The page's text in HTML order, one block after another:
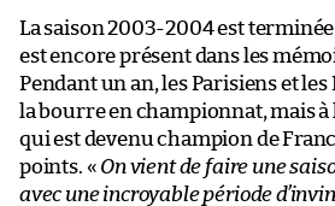
La saison 2003-2004 est
est encore présent dans les
Pendant un an, les Parisiens et
la bourre en championnat, mais à
qui est devenu champion de
points. « On vient de faire une
avec une incroyable période